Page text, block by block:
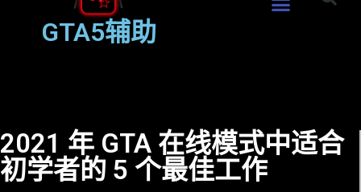
GTA5辅助
2021 年 GTA 在线模式中适合
初学者的 5 个最佳工作